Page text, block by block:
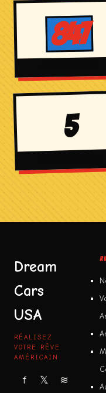
847
5
Dream
Cars
USA
RÉALISEZ
VOTRE RÊVE
AMÉRICAIN
f 𝕏 ≋